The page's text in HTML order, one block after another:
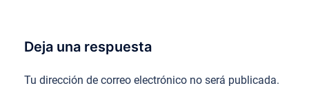
Deja una respuesta
Tu dirección de correo electrónico no será publicada.